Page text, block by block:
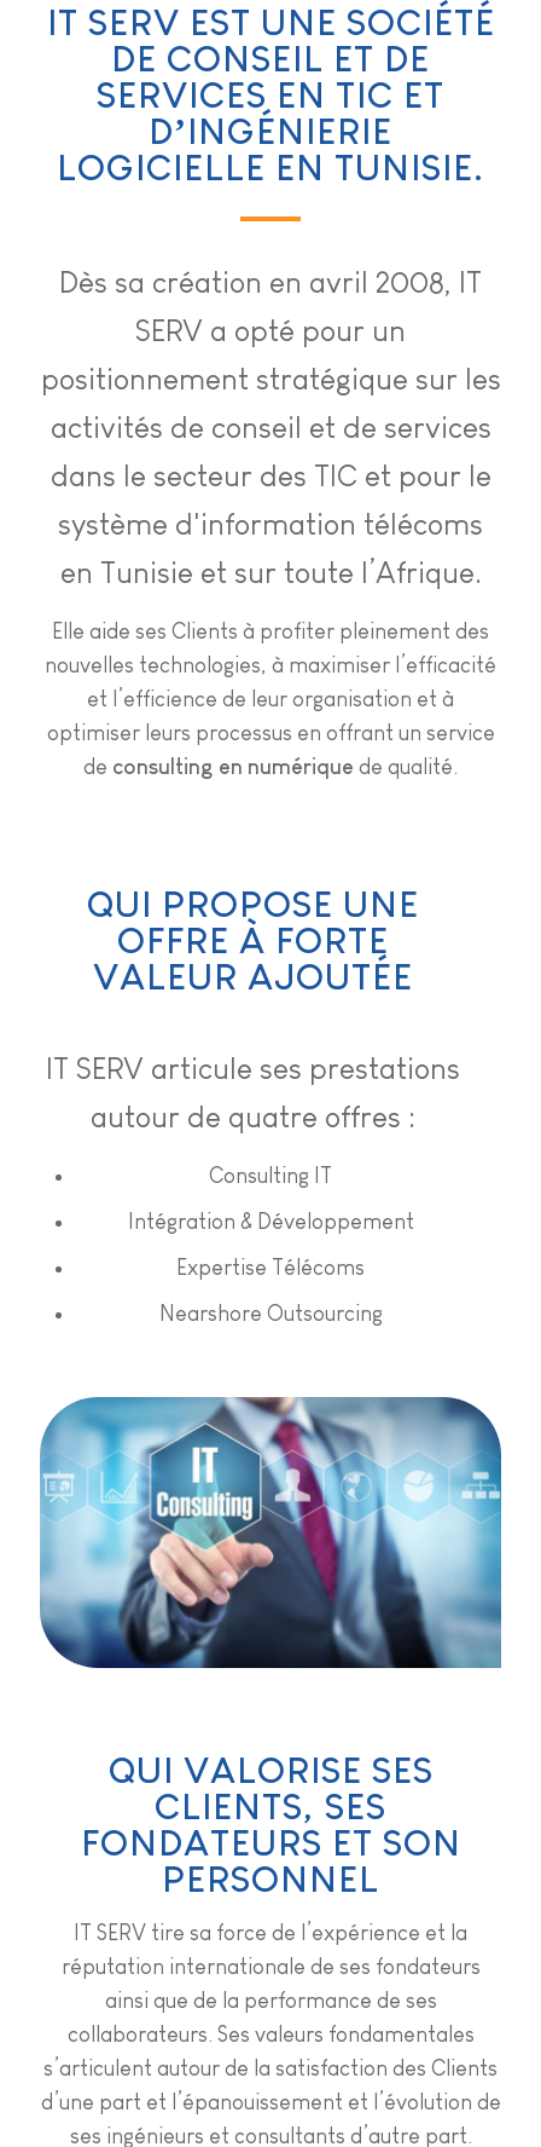
IT SERV EST UNE SOCIÉTÉ
DE CONSEIL ET DE
SERVICES EN TIC ET
D’INGÉNIERIE
LOGICIELLE EN TUNISIE.
Dès sa création en avril 2008, IT
SERV a opté pour un
positionnement stratégique sur les
activités de conseil et de services
dans le secteur des TIC et pour le
système d'information télécoms
en Tunisie et sur toute l’Afrique.
Elle aide ses Clients à profiter pleinement des
nouvelles technologies, à maximiser l’efficacité
et l’efficience de leur organisation et à
optimiser leurs processus en offrant un service
de consulting en numérique de qualité.
QUI PROPOSE UNE
OFFRE À FORTE
VALEUR AJOUTÉE
IT SERV articule ses prestations
autour de quatre offres :
Consulting IT
Intégration & Développement
Expertise Télécoms
Nearshore Outsourcing
QUI VALORISE SES
CLIENTS, SES
FONDATEURS ET SON
PERSONNEL
IT SERV tire sa force de l’expérience et la
réputation internationale de ses fondateurs
ainsi que de la performance de ses
collaborateurs. Ses valeurs fondamentales
s’articulent autour de la satisfaction des Clients
d’une part et l’épanouissement et l’évolution de
ses ingénieurs et consultants d’autre part.